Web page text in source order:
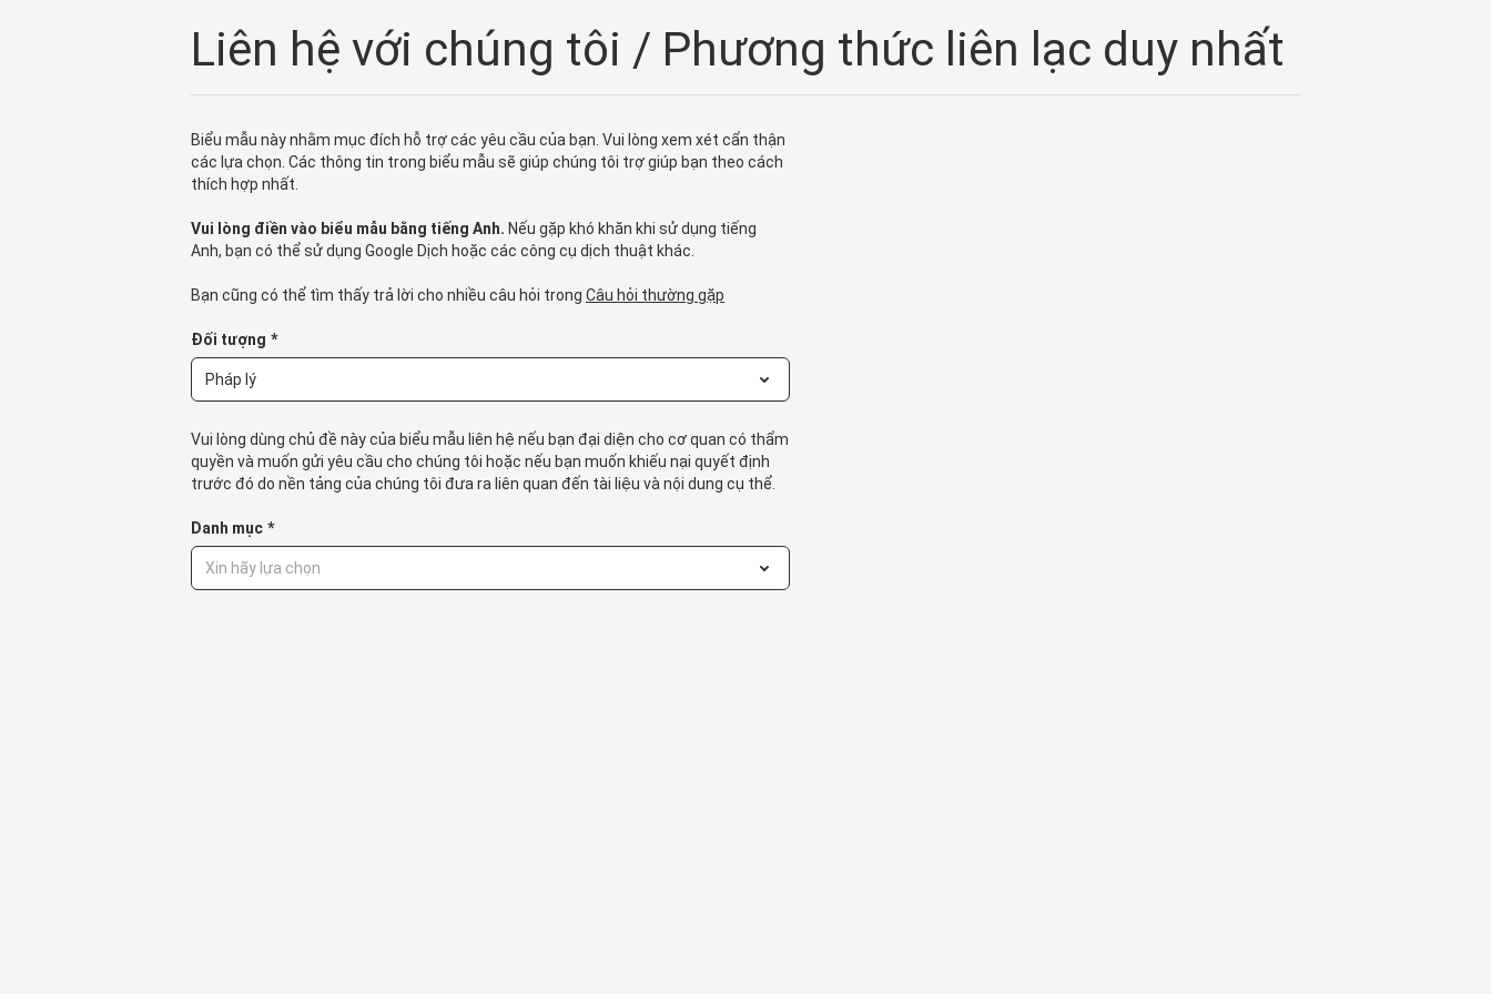
Liên hệ với chúng tôi / Phương thức liên lạc duy nhất
Biểu mẫu này nhằm mục đích hỗ trợ các yêu cầu của bạn. Vui lòng xem xét cẩn thận
các lựa chọn. Các thông tin trong biểu mẫu sẽ giúp chúng tôi trợ giúp bạn theo cách
thích hợp nhất.
Vui lòng điền vào biểu mẫu bằng tiếng Anh. Nếu gặp khó khăn khi sử dụng tiếng
Anh, bạn có thể sử dụng Google Dịch hoặc các công cụ dịch thuật khác.
Bạn cũng có thể tìm thấy trả lời cho nhiều câu hỏi trong Câu hỏi thường gặp
Đối tượng *
Vui lòng dùng chủ đề này của biểu mẫu liên hệ nếu bạn đại diện cho cơ quan có thẩm
quyền và muốn gửi yêu cầu cho chúng tôi hoặc nếu bạn muốn khiếu nại quyết định
trước đó do nền tảng của chúng tôi đưa ra liên quan đến tài liệu và nội dung cụ thể.
Danh mục *